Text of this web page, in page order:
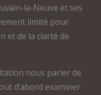
la-Neuve et ses
limité pour
et de la clarté de
nous parler de
d’abord examiner